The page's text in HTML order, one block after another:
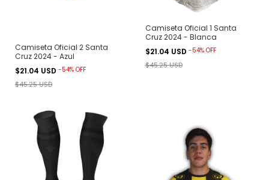
Camiseta Oficial 2 Santa
Cruz 2024 - Azul
$21.04 USD -54% OFF
$45.25 USD
Camiseta Oficial 1 Santa
Cruz 2024 - Blanca
$21.04 USD -54% OFF
$45.25 USD